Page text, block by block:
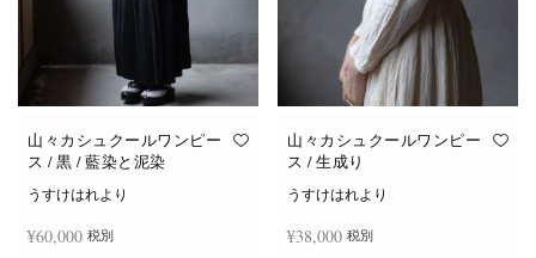
山々カシュクールワンピー
ス / 黒 / 藍染と泥染
うすけはれより
¥60,000 税別
山々カシュクールワンピー
ス / 生成り
うすけはれより
¥38,000 税別